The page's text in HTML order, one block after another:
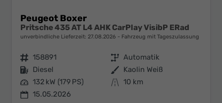
Peugeot Boxer
Pritsche 435 AT L4 AHK CarPlay VisibP ERad
unverbindliche Lieferzeit: 27.08.2026 Fahrzeug mit Tageszulassung
Fahrzeugnr. 158891 Getriebe Automatik
Kraftstoff Diesel Außenfarbe Kaolin Weiß
Leistung 132 kW (179 PS) Kilometerstand 10 km
15.05.2026